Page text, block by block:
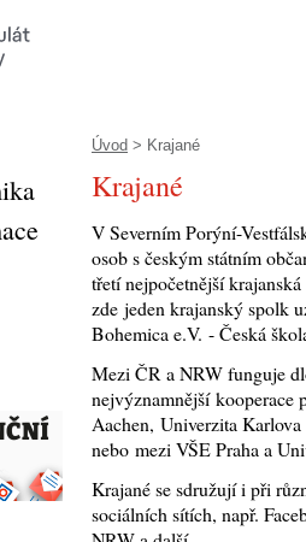
Úvod > Krajané
Krajané
V Severním Porýní-
osob s českým státním
třetí nejpočetnější
zde jeden krajanský spolk
Bohemica e.V. - Česká
Mezi ČR a NRW funguje
nejvýznamnější
Aachen, Univerzita
nebo mezi VŠE Praha a
Krajané se sdružují i při
sociálních sítích, např.